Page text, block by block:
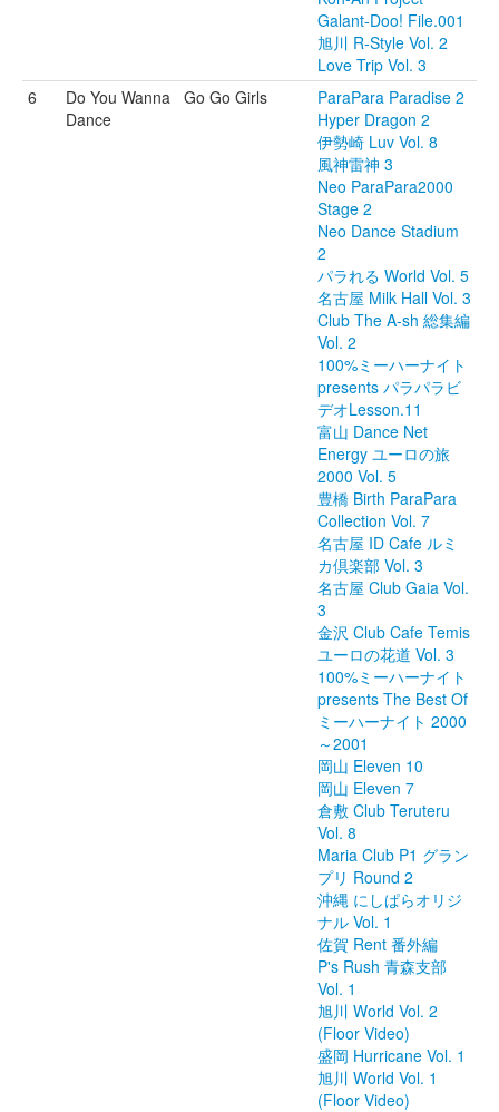
Galant-Doo! File.001
旭川 R-Style Vol. 2
Love Trip Vol. 3
6
Do You Wanna
Dance
Go Go Girls
ParaPara Paradise 2
Hyper Dragon 2
伊勢崎 Luv Vol. 8
風神雷神 3
Neo ParaPara2000
Stage 2
Neo Dance Stadium
2
パラれる World Vol. 5
名古屋 Milk Hall Vol. 3
Club The A-sh 総集編
Vol. 2
100%ミーハーナイト
presents パラパラビ
デオLesson.11
富山 Dance Net
Energy ユーロの旅
2000 Vol. 5
豊橋 Birth ParaPara
Collection Vol. 7
名古屋 ID Cafe ルミ
カ倶楽部 Vol. 3
名古屋 Club Gaia Vol.
3
金沢 Club Cafe Temis
ユーロの花道 Vol. 3
100%ミーハーナイト
presents The Best Of
ミーハーナイト 2000
～2001
岡山 Eleven 10
岡山 Eleven 7
倉敷 Club Teruteru
Vol. 8
Maria Club P1 グラン
プリ Round 2
沖縄 にしぱらオリジ
ナル Vol. 1
佐賀 Rent 番外編
P's Rush 青森支部
Vol. 1
旭川 World Vol. 2
(Floor Video)
盛岡 Hurricane Vol. 1
旭川 World Vol. 1
(Floor Video)